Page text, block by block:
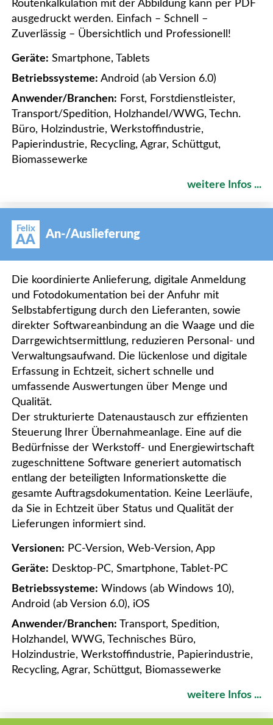
Routenkalkulation mit der Abbildung kann per PDF
ausgedruckt werden. Einfach – Schnell –
Zuverlässig – Übersichtlich und Professionell!
Geräte: Smartphone, Tablets
Betriebssysteme: Android (ab Version 6.0)
Anwender/Branchen: Forst, Forstdienstleister,
Transport/Spedition, Holzhandel/WWG, Techn.
Büro, Holzindustrie, Werkstoffindustrie,
Papierindustrie, Recycling, Agrar, Schüttgut,
Biomassewerke
weitere Infos ...
Felix
AA An-/Auslieferung
Die koordinierte Anlieferung, digitale Anmeldung
und Fotodokumentation bei der Anfuhr mit
Selbstabfertigung durch den Lieferanten, sowie
direkter Softwareanbindung an die Waage und die
Darrgewichtsermittlung, reduzieren Personal- und
Verwaltungsaufwand. Die lückenlose und digitale
Erfassung in Echtzeit, sichert schnelle und
umfassende Auswertungen über Menge und
Qualität.
Der strukturierte Datenaustausch zur effizienten
Steuerung Ihrer Übernahmeanlage. Eine auf die
Bedürfnisse der Werkstoff- und Energiewirtschaft
zugeschnittene Software generiert automatisch
entlang der beteiligten Informationskette die
gesamte Auftragsdokumentation. Keine Leerläufe,
da Sie in Echtzeit über Status und Qualität der
Lieferungen informiert sind.
Versionen: PC-Version, Web-Version, App
Geräte: Desktop-PC, Smartphone, Tablet-PC
Betriebssysteme: Windows (ab Windows 10),
Android (ab Version 6.0), iOS
Anwender/Branchen: Transport, Spedition,
Holzhandel, WWG, Technisches Büro,
Holzindustrie, Werkstoffindustrie, Papierindustrie,
Recycling, Agrar, Schüttgut, Biomassewerke
weitere Infos ...